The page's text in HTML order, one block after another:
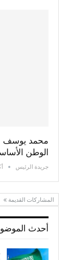
محمد يوسف
الوطن
جريدة الرئيس
المشاركات القديمة
أحدث